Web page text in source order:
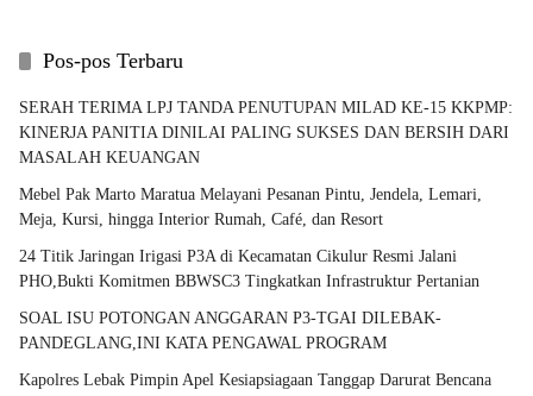
Pos-pos Terbaru
SERAH TERIMA LPJ TANDA PENUTUPAN MILAD KE-15 KKPMP:
KINERJA PANITIA DINILAI PALING SUKSES DAN BERSIH DARI
MASALAH KEUANGAN
Mebel Pak Marto Maratua Melayani Pesanan Pintu, Jendela, Lemari,
Meja, Kursi, hingga Interior Rumah, Café, dan Resort
24 Titik Jaringan Irigasi P3A di Kecamatan Cikulur Resmi Jalani
PHO,Bukti Komitmen BBWSC3 Tingkatkan Infrastruktur Pertanian
SOAL ISU POTONGAN ANGGARAN P3-TGAI DILEBAK-
PANDEGLANG,INI KATA PENGAWAL PROGRAM
Kapolres Lebak Pimpin Apel Kesiapsiagaan Tanggap Darurat Bencana